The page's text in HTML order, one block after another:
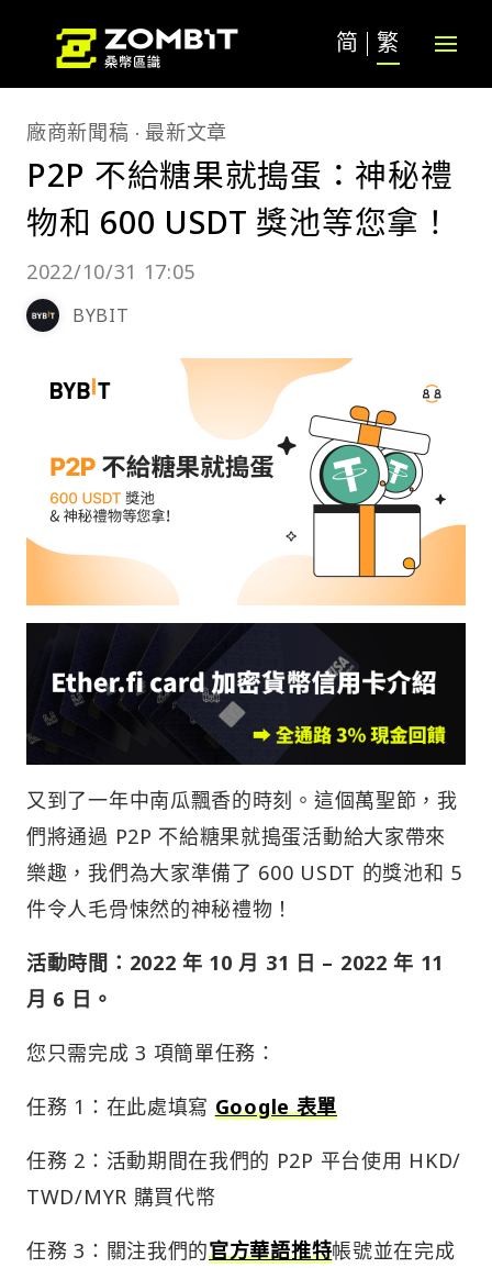
简 繁
廠商新聞稿 最新文章
P2P 不給糖果就搗蛋：神秘禮
物和 600 USDT 獎池等您拿！
2022/10/31 17:05
BYBIT
又到了一年中南瓜飄香的時刻。這個萬聖節，我
們將通過 P2P 不給糖果就搗蛋活動給大家帶來
樂趣，我們為大家準備了 600 USDT 的獎池和 5
件令人毛骨悚然的神秘禮物！
活動時間：2022 年 10 月 31 日 – 2022 年 11
月 6 日。
您只需完成 3 項簡單任務：
任務 1：在此處填寫 Google 表單
任務 2：活動期間在我們的 P2P 平台使用 HKD/
TWD/MYR 購買代幣
任務 3：關注我們的官方華語推特帳號並在完成